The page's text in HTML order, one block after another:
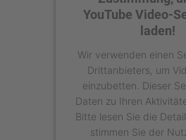
YouTube Video-
laden!
Wir verwenden einen
Drittanbieters, um
einzubetten. Dieser
Daten zu Ihren
Bitte lesen Sie die
stimmen Sie der